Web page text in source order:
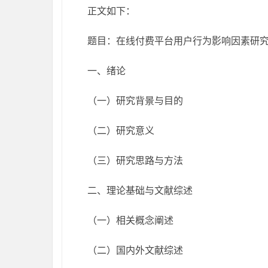
正文如下：
题目：在线付费平台用户行为影响因素研
一、绪论
（一）研究背景与目的
（二）研究意义
（三）研究思路与方法
二、理论基础与文献综述
（一）相关概念阐述
（二）国内外文献综述